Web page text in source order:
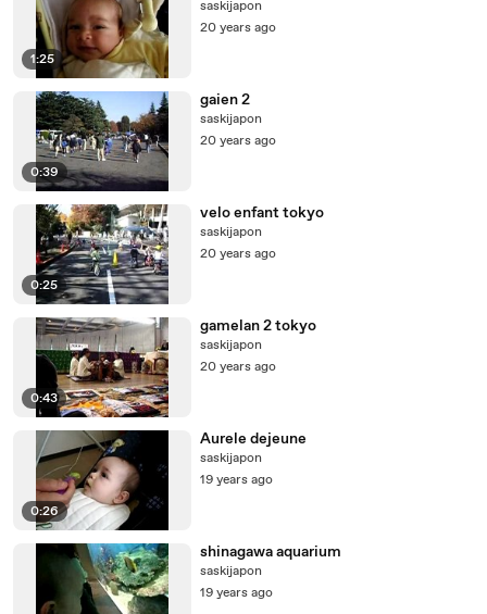
1:25
saskijapon
20 years ago
0:39
gaien 2
saskijapon
20 years ago
0:25
velo enfant tokyo
saskijapon
20 years ago
0:43
gamelan 2 tokyo
saskijapon
20 years ago
0:26
Aurele dejeune
saskijapon
19 years ago
shinagawa aquarium
saskijapon
19 years ago